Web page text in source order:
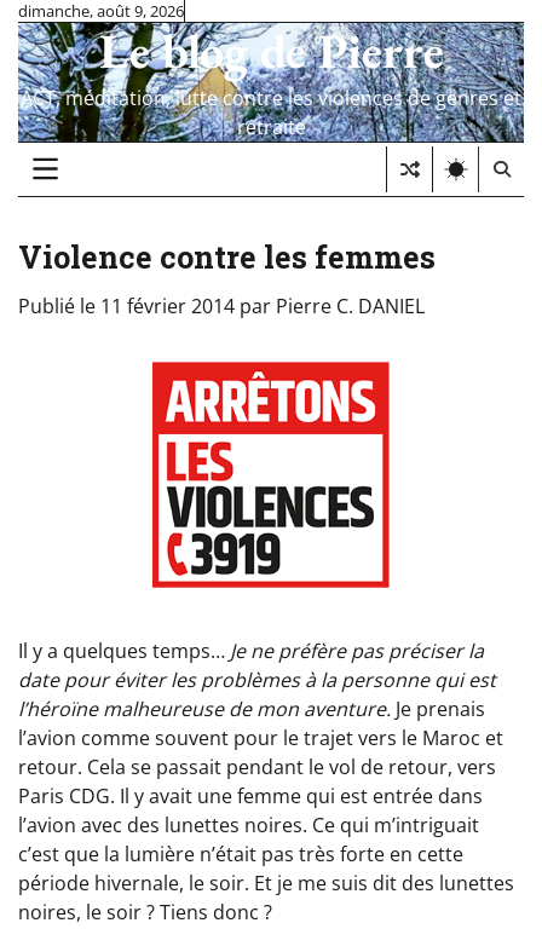
Skip
content
dimanche, août 9, 2026
Le blog de Pierre
ACT, méditation, lutte contre les violences de genres et
retraite
Violence contre les femmes
Publié le 11 février 2014 par Pierre C. DANIEL
Il y a quelques temps… Je ne préfère pas préciser la
date pour éviter les problèmes à la personne qui est
l’héroïne malheureuse de mon aventure. Je prenais
l’avion comme souvent pour le trajet vers le Maroc et
retour. Cela se passait pendant le vol de retour, vers
Paris CDG. Il y avait une femme qui est entrée dans
l’avion avec des lunettes noires. Ce qui m’intriguait
c’est que la lumière n’était pas très forte en cette
période hivernale, le soir. Et je me suis dit des lunettes
noires, le soir ? Tiens donc ?